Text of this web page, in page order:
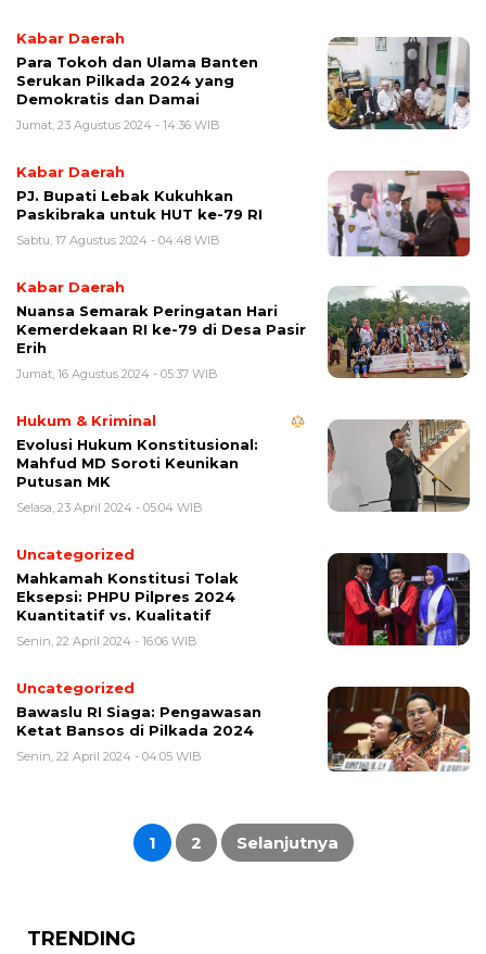
Kabar Daerah
Para Tokoh dan Ulama Banten
Serukan Pilkada 2024 yang
Demokratis dan Damai
Jumat, 23 Agustus 2024 - 14:36 WIB
Kabar Daerah
PJ. Bupati Lebak Kukuhkan
Paskibraka untuk HUT ke-79 RI
Sabtu, 17 Agustus 2024 - 04:48 WIB
Kabar Daerah
Nuansa Semarak Peringatan Hari
Kemerdekaan RI ke-79 di Desa Pasir
Erih
Jumat, 16 Agustus 2024 - 05:37 WIB
Hukum & Kriminal
Evolusi Hukum Konstitusional:
Mahfud MD Soroti Keunikan
Putusan MK
Selasa, 23 April 2024 - 05:04 WIB
Uncategorized
Mahkamah Konstitusi Tolak
Eksepsi: PHPU Pilpres 2024
Kuantitatif vs. Kualitatif
Senin, 22 April 2024 - 16:06 WIB
Uncategorized
Bawaslu RI Siaga: Pengawasan
Ketat Bansos di Pilkada 2024
Senin, 22 April 2024 - 04:05 WIB
Paginasi
1 2 Selanjutnya
TRENDING